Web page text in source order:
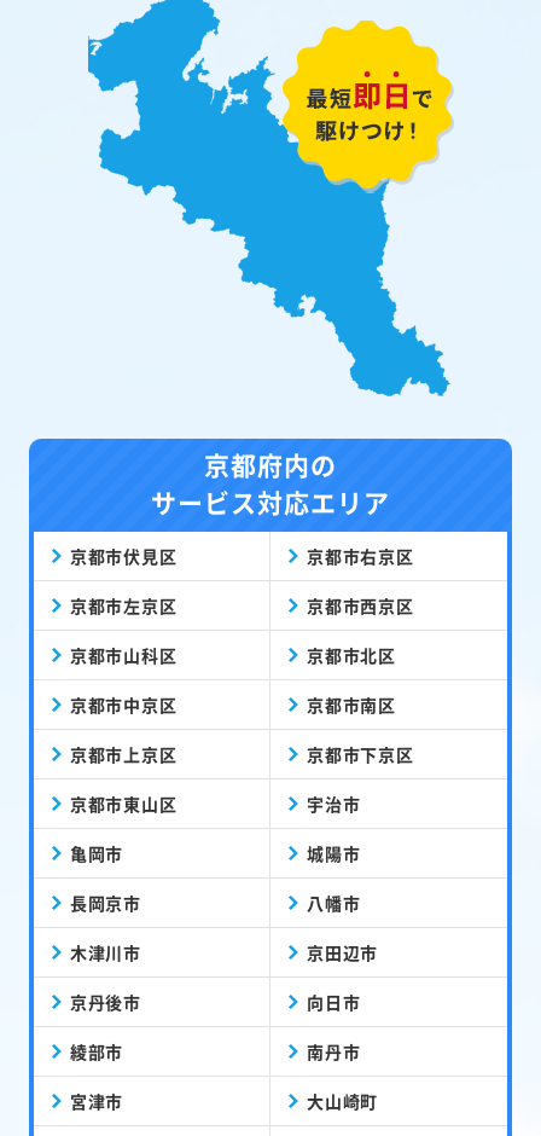
京都府内の
サービス対応エリア
京都市伏見区 京都市右京区
京都市左京区 京都市西京区
京都市山科区 京都市北区
京都市中京区 京都市南区
京都市上京区 京都市下京区
京都市東山区 宇治市
亀岡市 城陽市
長岡京市 八幡市
木津川市 京田辺市
京丹後市 向日市
綾部市 南丹市
宮津市 大山崎町